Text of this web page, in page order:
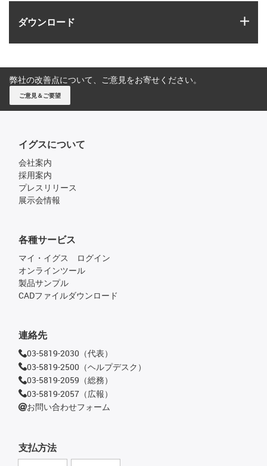
ダウンロード
弊社の改善点について、ご意見をお寄せください。
ご意見＆ご要望
イグスについて
会社案内
採用案内
プレスリリース
展示会情報
支払方法
各種サービス
マイ・イグス ログイン
オンラインツール
製品サンプル
CADファイルダウンロード
連絡先
03-5819-2030（代表）
03-5819-2500（ヘルプデスク）
03-5819-2059（総務）
03-5819-2057（広報）
お問い合わせフォーム